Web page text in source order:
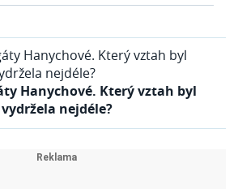
Hanychové. Který vztah byl
nejdéle?